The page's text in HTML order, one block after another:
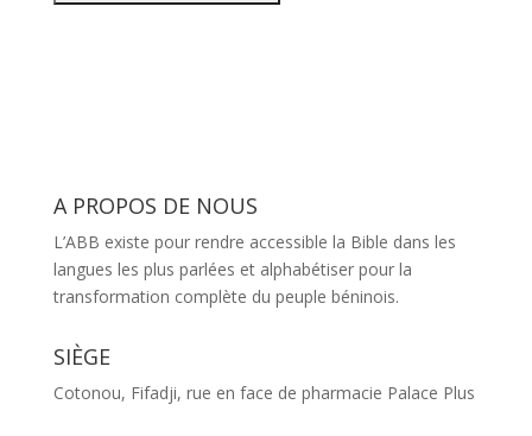
A PROPOS DE NOUS
L’ABB existe pour rendre accessible la Bible dans les
langues les plus parlées et alphabétiser pour la
transformation complète du peuple béninois.
SIÈGE
Cotonou, Fifadji, rue en face de pharmacie Palace Plus